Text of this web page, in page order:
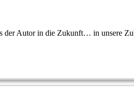
der Autor in die Zukunft… in unsere